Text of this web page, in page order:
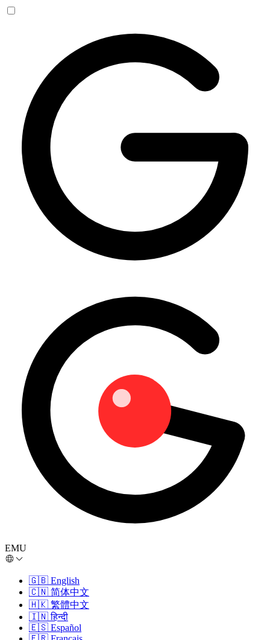
EMU
🇬🇧 English
🇨🇳 简体中文
🇭🇰 繁體中文
🇮🇳 हिन्दी
🇪🇸 Español